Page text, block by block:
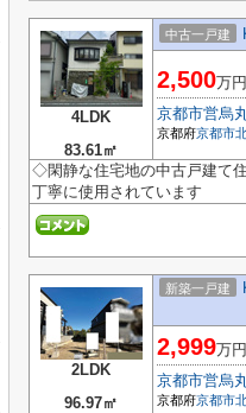
4LDK
83.61㎡
中古一戸建
2,500万円
京都市営烏
京都府京都市
◇閑静な住宅地の中古戸建て
丁寧に使用されています
2LDK
96.97㎡
新築一戸建
2,999万円
京都市営烏
京都府京都市